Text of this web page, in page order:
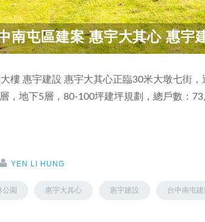
南屯區建案 惠宇大其心 惠宇
樓 惠宇建設 惠宇大其心正臨30米大墩七街
，地下5層，80-100坪建坪規劃，總戶數：73
YEN LI HUNG
公園 惠宇大其心 惠宇建設 台中南屯建